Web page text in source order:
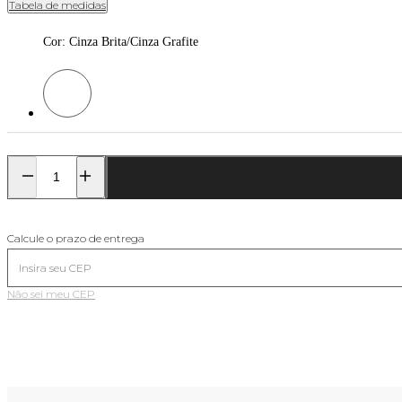
Tabela de medidas
Cor: Cinza Brita/Cinza Grafite
Cor: Cinza Brita/Cinza Grafite
Calcule o prazo de entrega
Não sei meu CEP